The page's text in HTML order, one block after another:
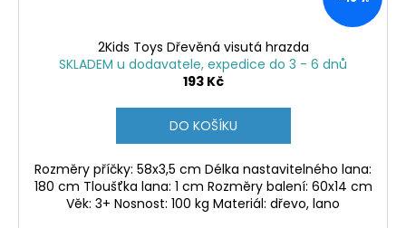
2Kids Toys Dřevěná visutá hrazda
SKLADEM u dodavatele, expedice do 3 - 6 dnů
193 Kč
DO KOŠÍKU
Rozměry příčky: 58x3,5 cm Délka nastavitelného lana:
180 cm Tloušťka lana: 1 cm Rozměry balení: 60x14 cm
Věk: 3+ Nosnost: 100 kg Materiál: dřevo, lano